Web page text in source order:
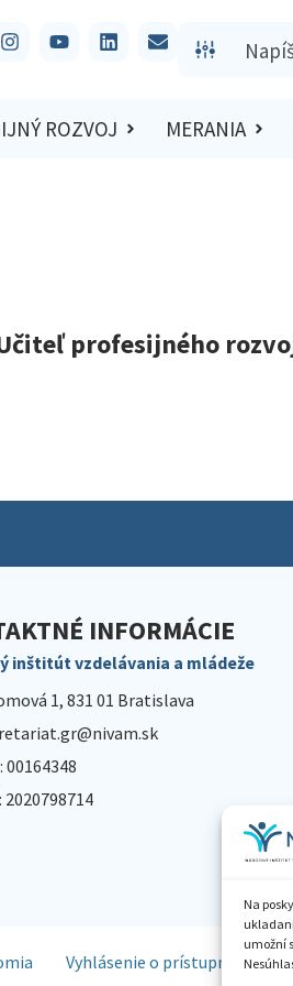
Na
umožní
ROZVOJ MERANIA
profesijného
INFORMÁCIE
inštitút vzdelávania a mládeže
1, 831 01 Bratislava
00164348
2020798714
Vyhlásenie o prístupnosti